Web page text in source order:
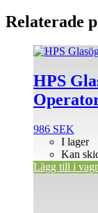
Relaterade
HPS
986 SEK
I lager
Kan
Lägg till i